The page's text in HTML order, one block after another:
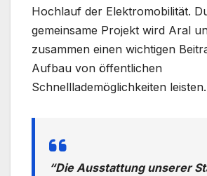
Hochlauf der Elektromobilität.
gemeinsame Projekt wird Aral
zusammen einen wichtigen
Aufbau von öffentlichen
Schnelllademöglichkeiten leisten.
“Die Ausstattung unserer